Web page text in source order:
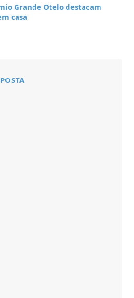
Grande Otelo destacam
casa